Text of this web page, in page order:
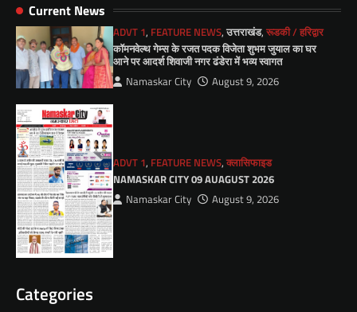
Current News
ADVT 1, FEATURE NEWS,उत्तराखंड,रूडकी / हरिद्वार
कॉमनवेल्थ गेम्स के रजत पदक विजेता शुभम जुयाल का घर
आने पर आदर्श शिवाजी नगर ढंडेरा में भव्य स्वागत
Namaskar City August 9, 2026
ADVT 1, FEATURE NEWS,क्लासिफाइड
NAMASKAR CITY 09 AUAGUST 2026
Namaskar City August 9, 2026
Categories